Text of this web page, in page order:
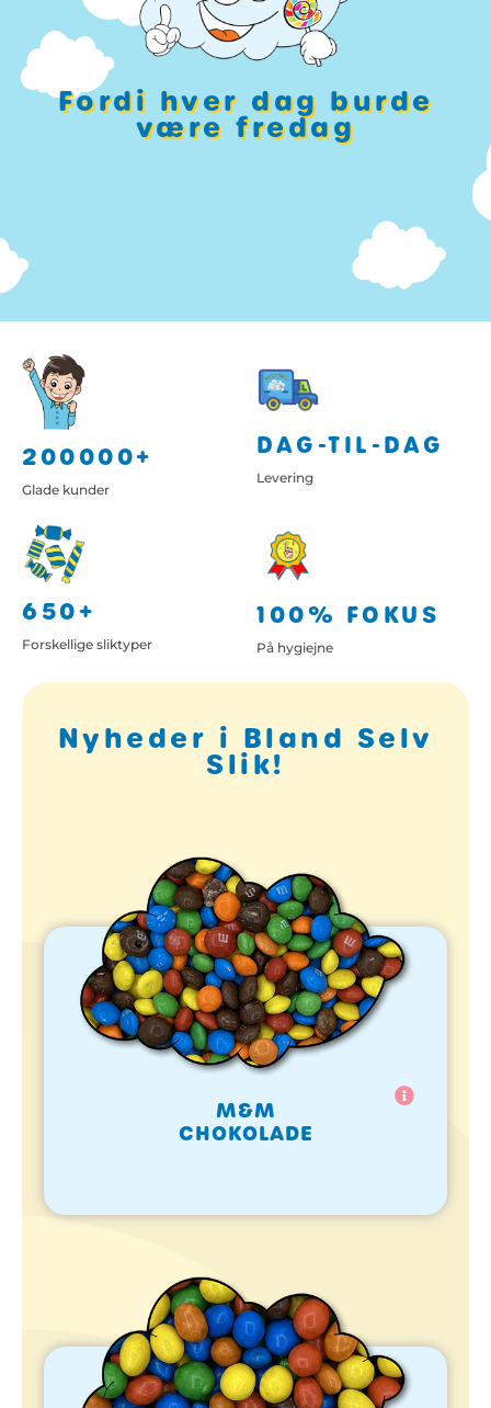
Fordi hver dag burde
være fredag
200000+
Glade kunder
DAG-TIL-DAG
Levering
650+
Forskellige sliktyper
100% FOKUS
På hygiejne
Nyheder i Bland Selv
Slik!
M&M
CHOKOLADE